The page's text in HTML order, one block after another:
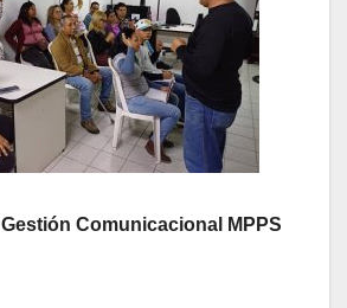
Gestión Comunicacional MPPS